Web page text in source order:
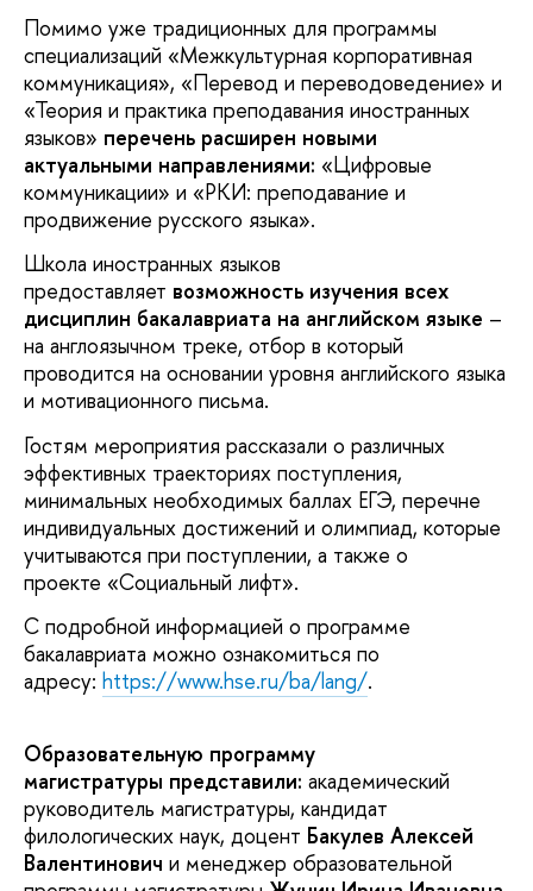
Помимо уже традиционных для программы
специализаций «Межкультурная корпоративная
коммуникация», «Перевод и переводоведение» и
«Теория и практика преподавания иностранных
языков» перечень расширен новыми
актуальными направлениями: «Цифровые
коммуникации» и «РКИ: преподавание и
продвижение русского языка».
Школа иностранных языков
предоставляет возможность изучения всех
дисциплин бакалавриата на английском языке –
на англоязычном треке, отбор в который
проводится на основании уровня английского языка
и мотивационного письма.
Гостям мероприятия рассказали о различных
эффективных траекториях поступления,
минимальных необходимых баллах ЕГЭ, перечне
индивидуальных достижений и олимпиад, которые
учитываются при поступлении, а также о
проекте «Социальный лифт».
С подробной информацией о программе
бакалавриата можно ознакомиться по
адресу: https://www.hse.ru/ba/lang/.
Образовательную программу
магистратуры представили: академический
руководитель магистратуры, кандидат
филологических наук, доцент Бакулев Алексей
Валентинович и менеджер образовательной